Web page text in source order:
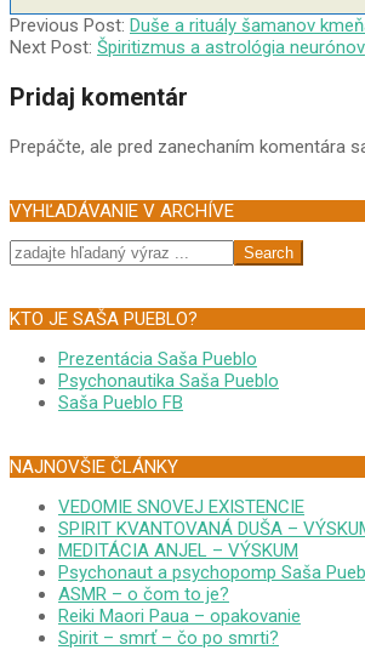
2004-
02-
Previous Post: Duše a rituály šamanov
Next Post: Špiritizmus a astrológia neurónov
Pridaj komentár
Prepáčte, ale pred zanechaním komentára
VYHĽADÁVANIE V ARCHÍVE
Search
KTO JE SAŠA PUEBLO?
Prezentácia Saša Pueblo
Psychonautika Saša Pueblo
Saša Pueblo FB
NAJNOVŠIE ČLÁNKY
VEDOMIE SNOVEJ EXISTENCIE
SPIRIT KVANTOVANÁ DUŠA –
MEDITÁCIA ANJEL – VÝSKUM
Psychonaut a psychopomp Saša
ASMR – o čom to je?
Reiki Maori Paua – opakovanie
Spirit – smrť – čo po smrti?